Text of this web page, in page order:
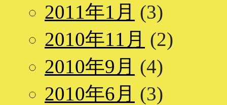
2011年1月 (3)
2010年11月 (2)
2010年9月 (4)
2010年6月 (3)